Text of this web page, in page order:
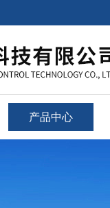
产品中心